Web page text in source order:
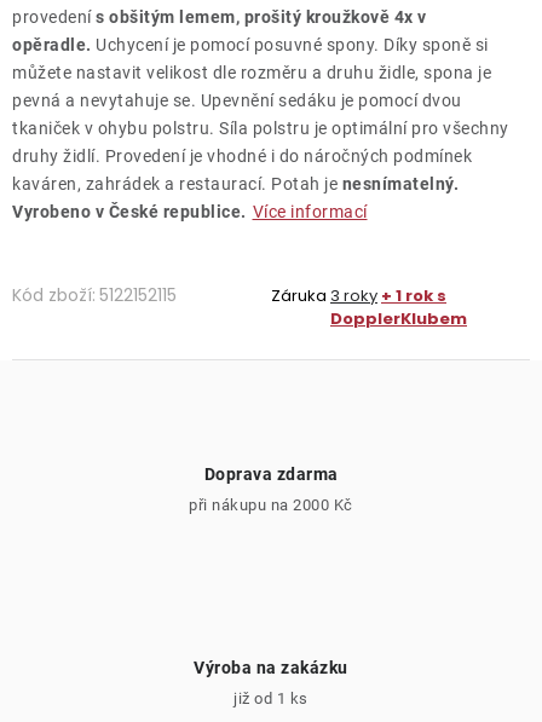
provedenís obšitým lemem, prošitý kroužkově 4x v
opěradle. Uchycení je pomocí posuvné spony. Díky sponě si
můžete nastavit velikost dle rozměru a druhu židle, spona je
pevná a nevytahuje se. Upevnění sedáku je pomocí dvou
tkaniček v ohybu polstru. Síla polstru je optimální pro všechny
druhy židlí. Provedení je vhodné i do náročných podmínek
kaváren, zahrádek a restaurací. Potah je nesnímatelný.
Vyrobeno v České republice. Více informací
Kód zboží: 5122152115 Záruka 3 roky + 1 rok s
DopplerKlubem
Doprava zdarma
při nákupu na 2000 Kč
Výroba na zakázku
již od 1 ks